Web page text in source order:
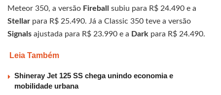
Meteor 350, a versão Fireball subiu para R$ 24.490 e a
Stellar para R$ 25.490. Já a Classic 350 teve a versão
Signals ajustada para R$ 23.990 e a Dark para R$ 24.490.
Leia Também
Shineray Jet 125 SS chega unindo economia e
mobilidade urbana